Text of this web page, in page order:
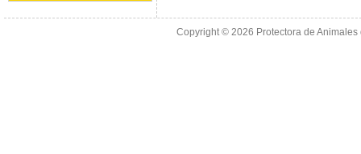
Copyright © 2026 Protectora de Animales